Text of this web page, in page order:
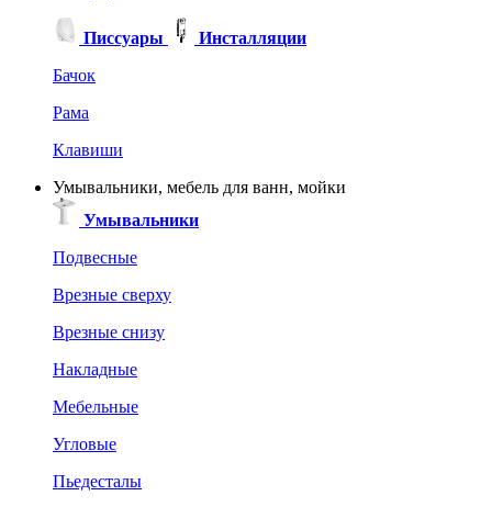
Писсуары
Инсталляции
Бачок
Рама
Клавиши
Умывальники, мебель для ванн, мойки
Умывальники
Подвесные
Врезные сверху
Врезные снизу
Накладные
Мебельные
Угловые
Пьедесталы